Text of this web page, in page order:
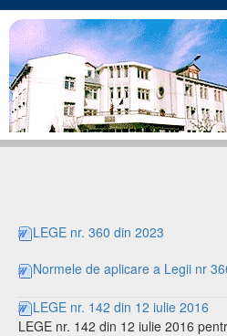
LEGE nr. 360 din 2023
Normele de aplicare a Legii nr
LEGE nr. 142 din 12 iulie 2016
LEGE nr. 142 din 12 iulie 2016